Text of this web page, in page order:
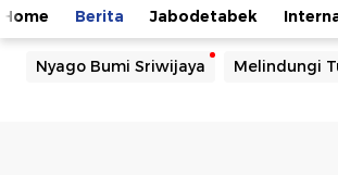
Home Berita Jabodetabek
Nyago Bumi Sriwijaya Melindungi